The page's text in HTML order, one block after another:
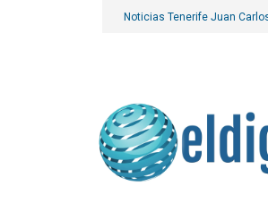
Noticias Tenerife Juan